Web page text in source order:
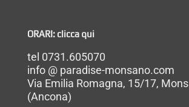
ORARI: clicca qui
tel 0731.605070
info @ paradise-monsano.com
Via Emilia Romagna, 15/17,
(Ancona)